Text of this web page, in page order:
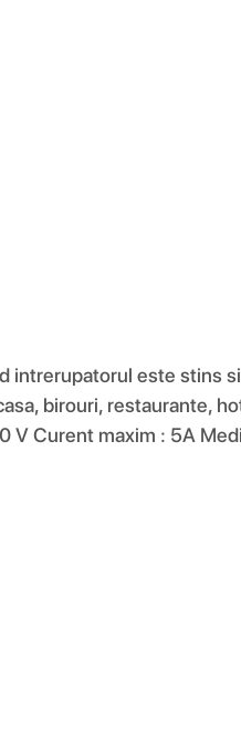
intrerupatorul este stins
birouri, restaurante,
V Curent maxim : 5A